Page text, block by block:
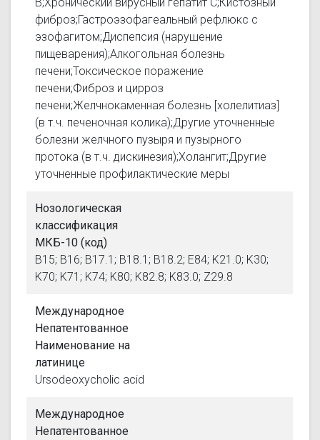
фиброз;Гастроэзофагеальный рефлюкс с
эзофагитом;Диспепсия (нарушение
пищеварения);Алкогольная болезнь
печени;Токсическое поражение
печени;Фиброз и цирроз
печени;Желчнокаменная болезнь [холелитиаз]
(в т.ч. печеночная колика);Другие уточненные
болезни желчного пузыря и пузырного
протока (в т.ч. дискинезия);Холангит;Другие
уточненные профилактические меры
Нозологическая
классификация
МКБ-10 (код)
B15; B16; B17.1; B18.1; B18.2; E84; K21.0; K30;
K70; K71; K74; K80; K82.8; K83.0; Z29.8
Международное
Непатентованное
Наименование на
латинице
Ursodeoxycholic acid
Международное
Непатентованное